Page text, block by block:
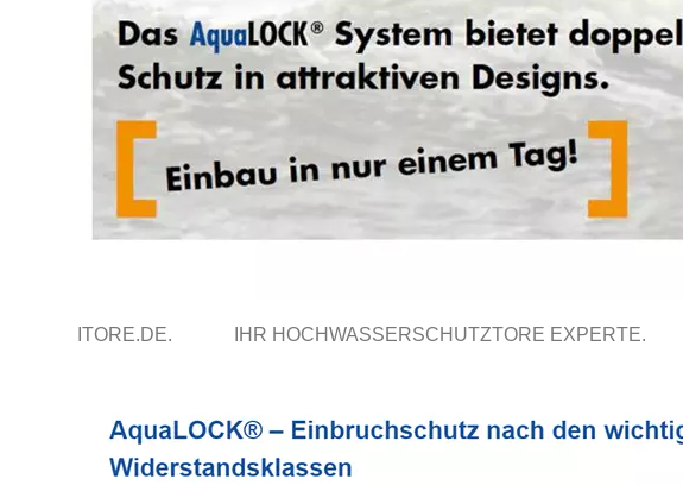
ITORE.DE. IHR HOCHWASSERSCHUTZTORE EXPERTE.